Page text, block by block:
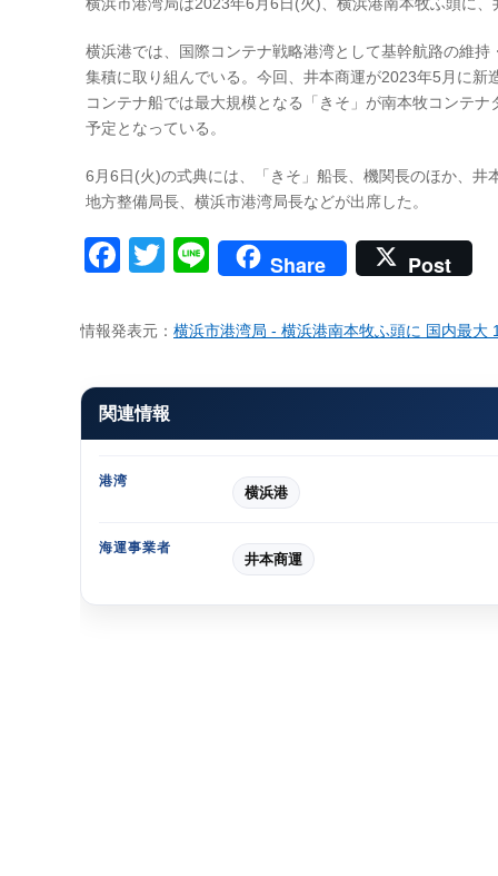
横浜港では、国際コンテナ戦略港湾として基幹航路の維
集積に取り組んでいる。今回、井本商運が2023年5月に
コンテナ船では最大規模となる「きそ」が南本牧コンテ
予定となっている。
6月6日(火)の式典には、「きそ」船長、機関長のほか、
地方整備局長、横浜市港湾局長などが出席した。
Facebook
Twitter
LineShare Post
情報発表元： 横浜市港湾局 - 横浜港南本牧ふ頭に 国内最大
関連情報
港湾
横浜港
海運事業者
井本商運